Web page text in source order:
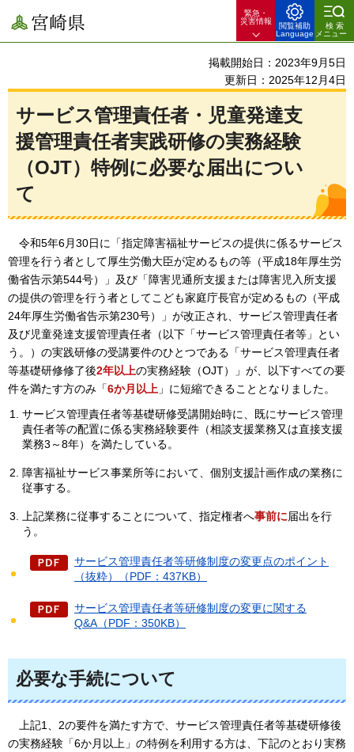
宮崎県
緊急・
災害情報
閲覧補助
Language
検索
メニュー
掲載開始日：2023年9月5日
更新日：2025年12月4日
サービス管理責任者・児童発達支
援管理責任者実践研修の実務経験
（OJT）特例に必要な届出につい
て
令和5年6月30日に
「指定障害福祉サービスの提供に係るサービス
管理を行う者として厚生労働大臣が定めるもの等（平成18年厚生労
働省告示第544号）」及び「障害児通所支援または障害児入所支援
の提供の管理を行う者としてこども家庭庁長官が定めるもの（平成
24年厚生労働省告示第230号）」が改正され、サービス管理責任者
及び児童発達支援管理責任者（以下「サービス管理責任者等」とい
う。）の実践研修の受講要件のひとつである「サービス管理責任者
等基礎研修修了後2年以上の実務経験（OJT）」が、以下すべての要
件を満たす方のみ「6か月以上 」に短縮できることとなりました。
サービス管理責任者等基礎研修受講開始時に、既にサービス管理
責任者等の配置に係る実務経験要件（相談支援業務又は直接支援
業務3～8年）を満たしている。
障害福祉サービス事業所等において、個別支援計画作成の業務に
従事する。
上記業務に従事することについて、指定権者へ事前に届出を行
う。
サービス管理責任者等研修制度の変更点のポイント
（抜粋）（PDF：437KB）
サービス管理責任者等研修制度の変更に関する
Q&A（PDF：350KB）
必要な手続について
上記1、2の要件を満たす方で、 サービス管理責任者等基礎研修後
の実務経験「6か月以上」の特例を利用する方は、下記のとおり実務